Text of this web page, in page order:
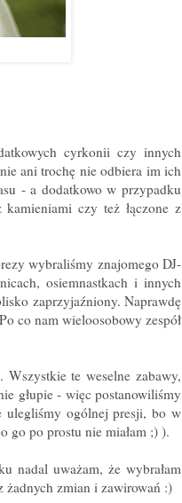
cyrkonii czy innych
ani trochę nie odbiera im ich
- a dodatkowo w przypadku
czy też łączone z
wybraliśmy znajomego DJ-
osiemnastkach i innych
zaprzyjaźniony. Naprawdę
co nam wieloosobowy zespół
te weselne zabawy,
głupie - więc postanowiliśmy
ulegliśmy ogólnej presji, bo w
go po prostu nie miałam ;) ).
nadal uważam, że wybrałam
żadnych zmian i zawirowań :)